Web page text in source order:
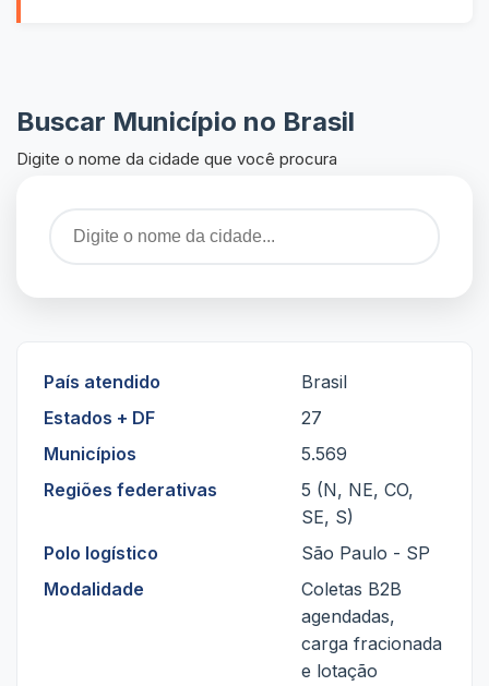
Buscar Município no Brasil
Digite o nome da cidade que você procura
País atendido
Brasil
Estados + DF
27
Municípios
5.569
Regiões federativas
5 (N, NE, CO,
SE, S)
Polo logístico
São Paulo - SP
Modalidade
Coletas B2B
agendadas,
carga fracionada
e lotação